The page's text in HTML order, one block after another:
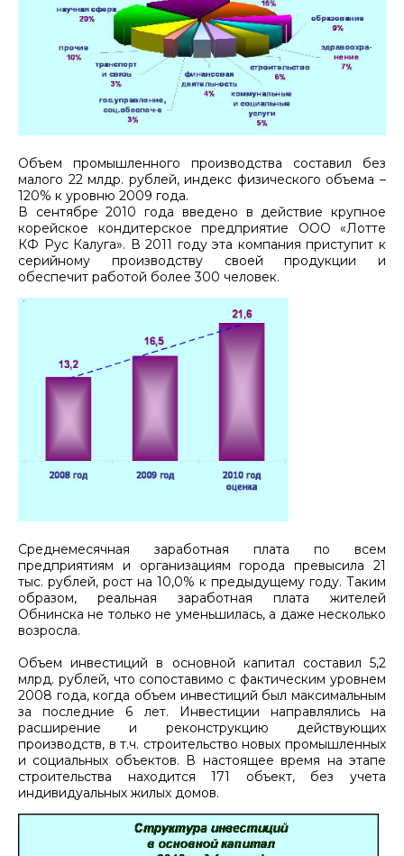
Объем промышленного производства составил без
малого 22 млдр. рублей, индекс физического объема –
120% к уровню 2009 года.
В сентябре 2010 года введено в действие крупное
корейское кондитерское предприятие ООО «Лотте
КФ Рус Калуга». В 2011 году эта компания приступит к
серийному производству своей продукции и
обеспечит работой более 300 человек.
Среднемесячная заработная плата по всем
предприятиям и организациям города превысила 21
тыс. рублей, рост на 10,0% к предыдущему году. Таким
образом, реальная заработная плата жителей
Обнинска не только не уменьшилась, а даже несколько
возросла.
Объем инвестиций в основной капитал составил 5,2
млрд. рублей, что сопоставимо с фактическим уровнем
2008 года, когда объем инвестиций был максимальным
за последние 6 лет. Инвестиции направлялись на
расширение и реконструкцию действующих
производств, в т.ч. строительство новых промышленных
и социальных объектов. В настоящее время на этапе
строительства находится 171 объект, без учета
индивидуальных жилых домов.